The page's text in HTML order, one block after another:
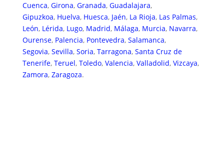
Cuenca, Girona, Granada, Guadalajara,
Gipuzkoa, Huelva, Huesca, Jaén, La Rioja, Las Palmas,
León, Lérida, Lugo, Madrid, Málaga, Murcia, Navarra,
Ourense, Palencia, Pontevedra, Salamanca,
Segovia, Sevilla, Soria, Tarragona, Santa Cruz de
Tenerife, Teruel, Toledo, Valencia, Valladolid, Vizcaya,
Zamora, Zaragoza.